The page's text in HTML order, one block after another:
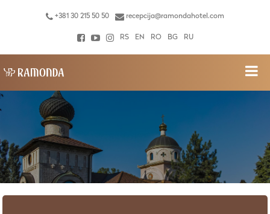
+381 30 215 50 50 recepcija@ramondahotel.com
RS EN RO BG RU